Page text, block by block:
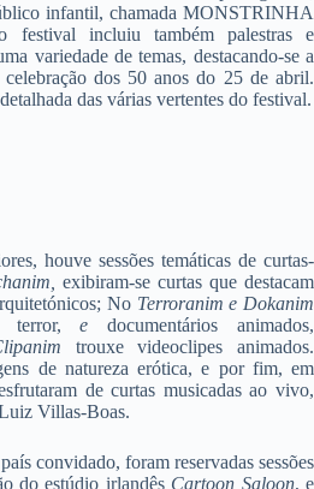
infantil, chamada MONSTRINHA
festival incluiu também palestras e
variedade de temas, destacando-se a
dos 50 anos do 25 de abril.
das várias vertentes do festival.
houve sessões temáticas de curtas-
exibiram-se curtas que destacam
No Terroranim e Dokanim
terror,edocumentários animados,
trouxe videoclipes animados.
de natureza erótica, e por fim, em
de curtas musicadas ao vivo,
Villas-Boas.
convidado, foram reservadas sessões
do estúdio irlandês Cartoon Saloon, e